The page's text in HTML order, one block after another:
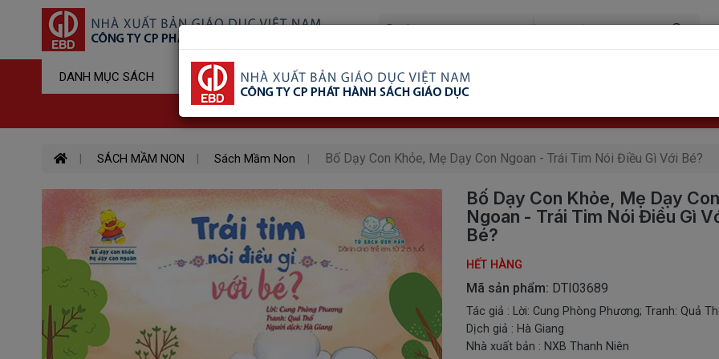
DANH MỤC SÁCH Sản Phẩm Đã Xem Ship COD Trên Toàn Quốc
SÁCH MẦM NON Sách Mầm Non Bố Dạy Con Khỏe, Mẹ Dạy Con Ngoan - Trái Tim Nói Điều Gì Với Bé?
Bố Dạy Con Khỏe, Mẹ Dạy Con
Ngoan - Trái Tim Nói Điều Gì
Bé?
HẾT HÀNG
Mã sản phẩm: DTI03689
Tác giả : Lời: Cung Phòng Phương; Tranh: Quả
Dịch giả : Hà Giang
Nhà xuất bản : NXB Thanh Niên